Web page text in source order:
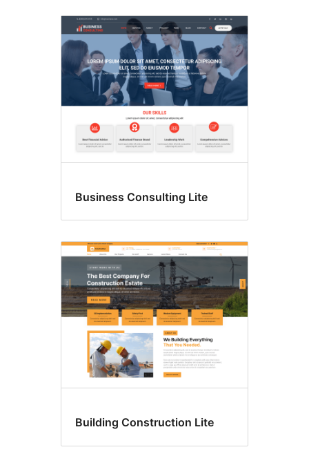
Business Consulting Lite
Building Construction Lite